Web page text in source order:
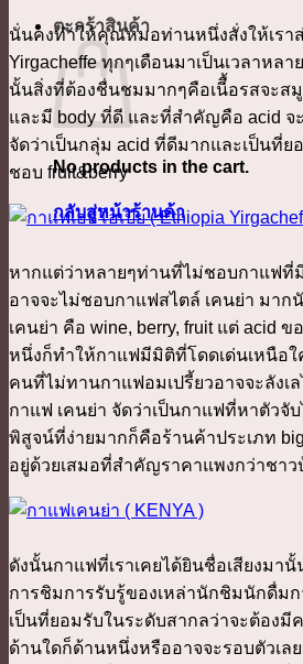
ตะกร้าสินค้า
No products in the cart.
กลับสู่หน้าร้านค้า
นั่นคงทำให้คุณหมอท่านหนึ่งสั่งให้เรา
Yirgacheffe ทุกๆเดือนมาเป็นเวลาหล
นั้นสิ่งที่ต้องชื่นชมมากๆคือเนีื้อรสจะส
และมี body ที่ดี และที่สำคัญคือ acid
จัดว่าเป็นกลุ่ม acid ที่ดีมากและเป็นที่
ชอบ fruit&berry
หากแต่ว่าหลายๆท่านที่ไม่ชอบกาแฟที่มี
อาจจะไม่ชอบกาแฟสไตล์ เคนย่า มาก
เคนย่า คือ wine, berry, fruit แต่ acid
หนึ่งก็ทำให้กาแฟมีมิติที่โดดเด่นเหนือ
คนที่ไม่ทานกาแฟอมเปรี้ยวอาจจะลังเ
กาแฟ เคนย่า จัดว่าเป็นกาแฟที่หาตัวจั
พิสูจน์ที่ง่ายมากก็คือร้านค้าประเภท
อยู่ด้วยเสมอที่สำคัญราคาแพงกว่าชา
ดังนั้นกาแฟที่เราเคยได้ยินชื่อเสียงมา
การชิมการรับรู้ของเหล่านักชิมนักดื่ม
เป็นที่ยอมรับในระดับสากลว่าจะต้องมี
ด้านใดก็ด้านหนึ่งหรืออาจจะรอบตัวเล